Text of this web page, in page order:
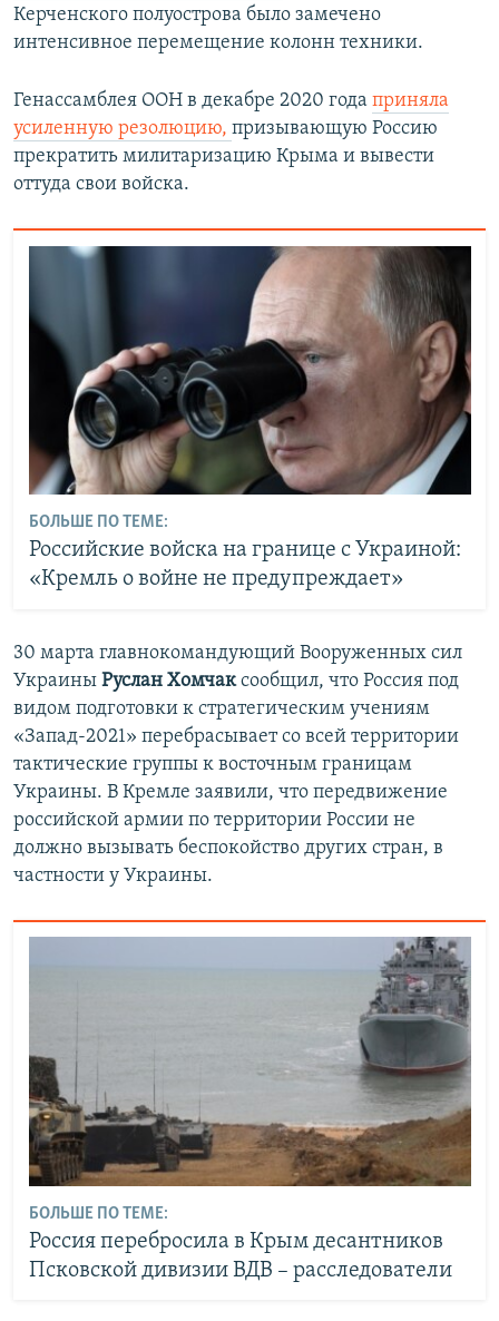
Керченского полуострова было замечено
интенсивное перемещение колонн техники.
Генассамблея ООН в декабре 2020 года приняла
усиленную резолюцию, призывающую Россию
прекратить милитаризацию Крыма и вывести
оттуда свои войска.
БОЛЬШЕ ПО ТЕМЕ:
Российские войска на границе с Украиной:
«Кремль о войне не предупреждает»
30 марта главнокомандующий Вооруженных сил
Украины Руслан Хомчаксообщил, что Россия под
видом подготовки к стратегическим учениям
«Запад-2021» перебрасывает со всей территории
тактические группы к восточным границам
Украины. В Кремле заявили, что передвижение
российской армии по территории России не
должно вызывать беспокойство других стран, в
частности у Украины.
БОЛЬШЕ ПО ТЕМЕ:
Россия перебросила в Крым десантников
Псковской дивизии ВДВ – расследователи